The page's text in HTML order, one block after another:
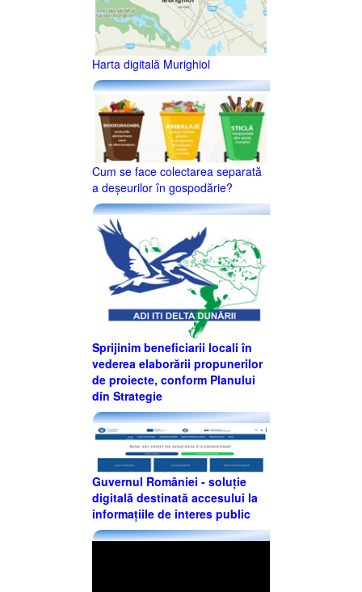
Harta digitală Murighiol
Cum se face colectarea separată
a deşeurilor în gospodărie?
Sprijinim beneficiarii locali în
vederea elaborării propunerilor
de proiecte, conform Planului
din Strategie
Guvernul României - soluție
digitală destinată accesului la
informațiile de interes public